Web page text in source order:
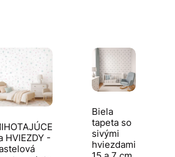
HVIEZDY -
Biela
tapeta so
sivými
hviezdami